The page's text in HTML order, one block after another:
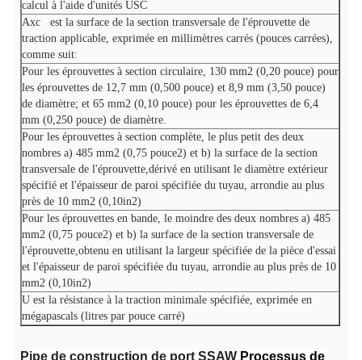
calcul à l'aide d'unités USC
Axc
est la surface de la section transversale de l'éprouvette de
traction applicable, exprimée en millimètres carrés (pouces carrées),
comme suit:
Pour les éprouvettes à section circulaire, 130 mm2 (0,20 pouce) pour
les éprouvettes de 12,7 mm (0,500 pouce) et 8,9 mm (3,50 pouce)
de diamètre; et 65 mm2 (0,10 pouce) pour les éprouvettes de 6,4
mm (0,250 pouce) de diamètre.
Pour les éprouvettes à section complète, le plus petit des deux
nombres a) 485 mm2 (0,75 pouce2) et b) la surface de la section
transversale de l'éprouvette,dérivé en utilisant le diamètre extérieur
spécifié et l'épaisseur de paroi spécifiée du tuyau, arrondie au plus
près de 10 mm2 (0,10in2)
Pour les éprouvettes en bande, le moindre des deux nombres a) 485
mm2 (0,75 pouce2) et b) la surface de la section transversale de
l'éprouvette,obtenu en utilisant la largeur spécifiée de la pièce d'essai
et l'épaisseur de paroi spécifiée du tuyau, arrondie au plus près de 10
mm2 (0,10in2)
U est la résistance à la traction minimale spécifiée, exprimée en
mégapascals (litres par pouce carré)
Pipe de construction de port SSAW Processus de